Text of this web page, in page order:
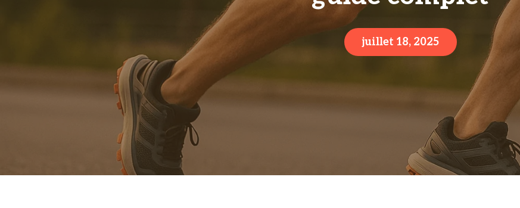
juillet 18, 2025